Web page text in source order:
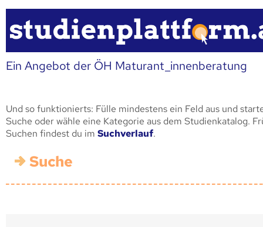
Ein Angebot der ÖH Maturant_innenberatung
Und so funktionierts: Fülle mindestens ein Feld aus und
Suche oder wähle eine Kategorie aus dem Studienkatalog.
Suchen findest du im Suchverlauf.
Suche